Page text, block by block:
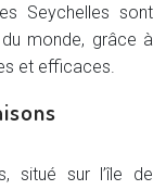
Seychelles sont
monde, grâce à
et efficaces.
situé sur l’île de